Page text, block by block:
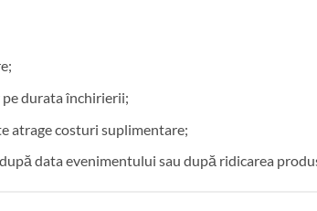
durata închirierii;
atrage costuri suplimentare;
data evenimentului sau după ridicarea